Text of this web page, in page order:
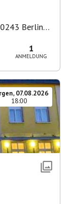
Berlin-
1
ANMELDUNG
07.08.2026
18:00